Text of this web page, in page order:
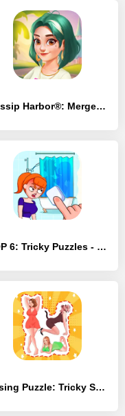
Gossip Harbor®: Merge & Story - [MOD Бесконечные монеты]
DOP 6: Tricky Puzzles - [MOD Бесконечные монеты]
Posing Puzzle: Tricky Stories - [MOD Бесконечные монеты]